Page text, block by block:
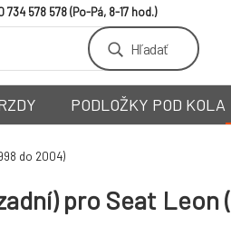
734 578 578
Hľadať
PODLOŽKY POD KOLA
do 2004)
pro Seat Leon